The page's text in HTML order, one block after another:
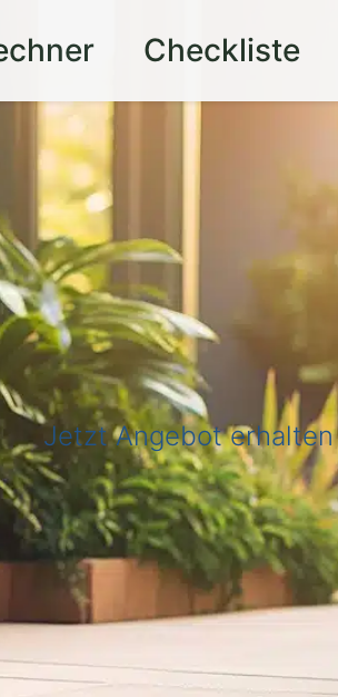
Checkliste
Jetzt Angebot erhalten